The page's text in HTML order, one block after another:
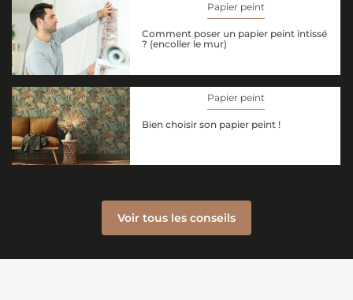
Papier peint
Comment poser un papier peint intissé
? (encoller le mur)
Papier peint
Bien choisir son papier peint !
Voir tous les conseils